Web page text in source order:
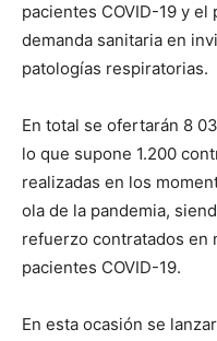
pacientes COVID-19 y
demanda sanitaria en
patologías respiratorias.
En total se ofertarán 8
lo que supone 1.200
realizadas en los
ola de la pandemia,
refuerzo contratados en
pacientes COVID-19.
En esta ocasión se